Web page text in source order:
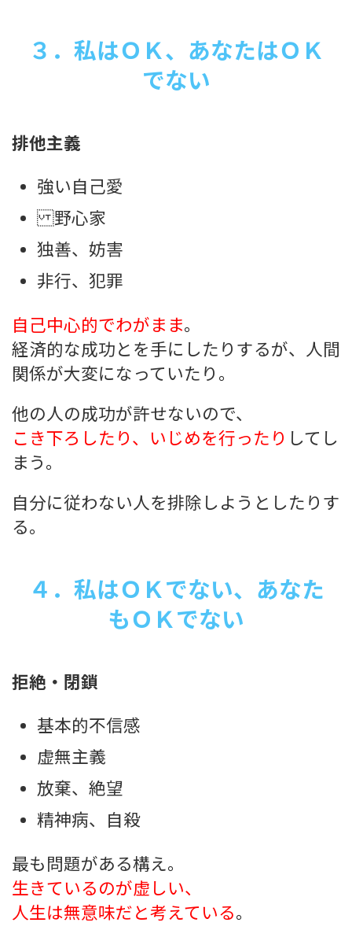
３．私はＯＫ、あなたはＯＫ
でない
排他主義
強い自己愛
野心家
独善、妨害
非行、犯罪
自己中心的でわがまま。
経済的な成功とを手にしたりするが、人間
関係が大変になっていたり。
他の人の成功が許せないので、
こき下ろしたり、いじめを行ったり してし
まう。
自分に従わない人を排除しようとしたりす
る。
４．私はＯＫでない、あなた
もＯＫでない
拒絶・閉鎖
基本的不信感
虚無主義
放棄、絶望
精神病、自殺
最も問題がある構え。
生きているのが虚しい、
人生は無意味だと考えている。